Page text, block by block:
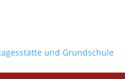
und Grundschule